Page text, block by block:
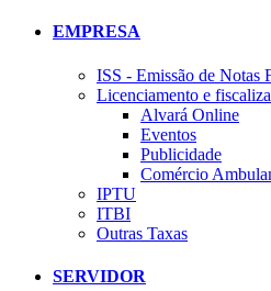
EMPRESA
ISS - Emissão de Notas
Licenciamento e
Alvará Online
Eventos
Publicidade
Comércio
IPTU
ITBI
Outras Taxas
SERVIDOR